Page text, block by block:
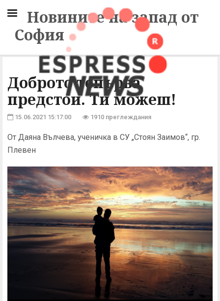
Новините на запад от
София
Доброто тепърва
предстои. Ти можеш!
15.06.2021 15:17:00 1910 преглеждания
От Даяна Вълчева, ученичка в СУ „Стоян Заимов“, гр.
Плевен